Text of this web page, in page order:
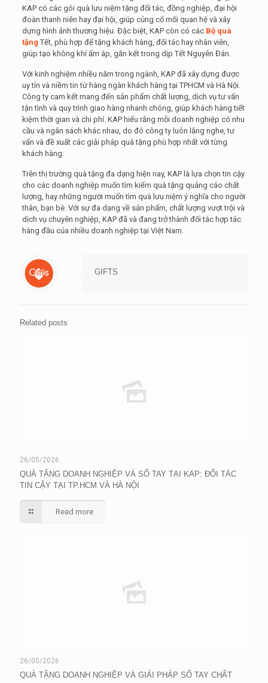
KAP có các gói quà lưu niệm tặng đối tác, đồng nghiệp, đại hội
đoàn thanh niên hay đại hội, giúp củng cố mối quan hệ và xây
dựng hình ảnh thương hiệu. Đặc biệt, KAP còn có các Bộ quà
tặng Tết, phù hợp để tặng khách hàng, đối tác hay nhân viên,
giúp tạo không khí ấm áp, gắn kết trong dịp Tết Nguyên Đán.
Với kinh nghiệm nhiều năm trong ngành, KAP đã xây dựng được
uy tín và niềm tin từ hàng ngàn khách hàng tại TPHCM và Hà Nội.
Công ty cam kết mang đến sản phẩm chất lượng, dịch vụ tư vấn
tận tình và quy trình giao hàng nhanh chóng, giúp khách hàng tiết
kiệm thời gian và chi phí. KAP hiểu rằng mỗi doanh nghiệp có nhu
cầu và ngân sách khác nhau, do đó công ty luôn lắng nghe, tư
vấn và đề xuất các giải pháp quà tặng phù hợp nhất với từng
khách hàng.
Trên thị trường quà tặng đa dạng hiện nay, KAP là lựa chọn tin cậy
cho các doanh nghiệp muốn tìm kiếm quà tặng quảng cáo chất
lượng, hay những người muốn tìm quà lưu niệm ý nghĩa cho người
thân, bạn bè. Với sự đa dạng về sản phẩm, chất lượng vượt trội và
dịch vụ chuyên nghiệp, KAP đã và đang trở thành đối tác hợp tác
hàng đầu của nhiều doanh nghiệp tại Việt Nam.
GIFTS
Related posts
26/05/2026
QUÀ TẶNG DOANH NGHIỆP VÀ SỔ TAY TẠI KAP: ĐỐI TÁC
TIN CẬY TẠI TP.HCM VÀ HÀ NỘI
Read more
26/05/2026
QUÀ TẶNG DOANH NGHIỆP VÀ GIẢI PHÁP SỔ TAY CHẤT